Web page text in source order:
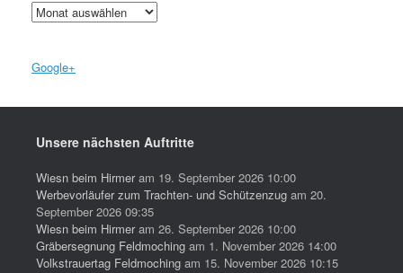
Archiv
Google+
Unsere nächsten Auftritte
Wiesn beim Hirmeram 19. September 2026 10:00
Werbevorläufer zum Trachten- und Schützenzug am 20.
September 2026 09:35
Wiesn beim Hirmeram 26. September 2026 10:00
Gräbersegnung Feldmoching am 1. November 2026 14:00
Volkstrauertag Feldmoching am 15. November 2026 10:15